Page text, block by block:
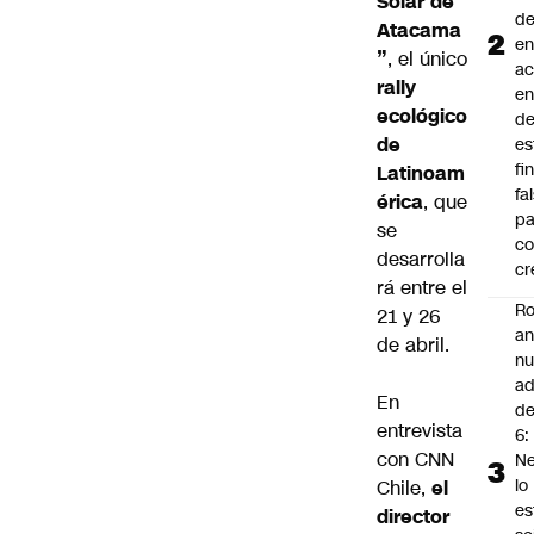
Atacama
”, el único
rally
ecológico
de
Latinoam
érica, que
se
desarrolla
rá entre el
21 y 26
de abril.
En
entrevista
con CNN
Chile, el
director
de
6:
lo